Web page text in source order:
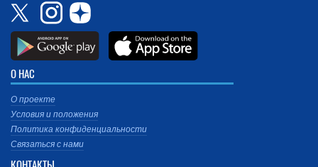
О НАС
О проекте
Условия и положения
Политика конфиденциальности
Связаться с нами